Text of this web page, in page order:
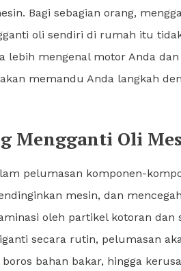
Bagi sebagian orang,
oli sendiri di rumah itu
lebih mengenal motor Anda
memandu Anda langkah
Mengganti Oli
pelumasan komponen-
mesin, dan
oleh partikel kotoran
secara rutin, pelumasan
bahan bakar, hingga